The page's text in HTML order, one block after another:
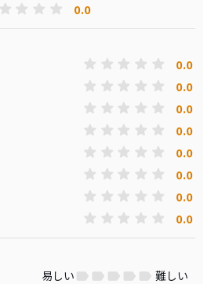
0.0
0.0
0.0
0.0
0.0
0.0
0.0
0.0
0.0
易しい
難しい